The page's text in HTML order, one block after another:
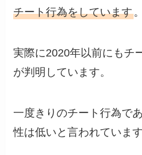
チート行為をしています。
実際に2020年以前にもチ
が判明しています。
一度きりのチート行為で
性は低いと言われています